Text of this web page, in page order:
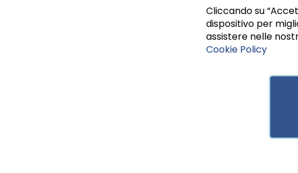
Tufano Teresa S.r.l’. Cap. Soc. i.v. € 312.000,00 - Sede legale in
Cliccando su
dispositivo per
assistere nelle
Cookie Policy